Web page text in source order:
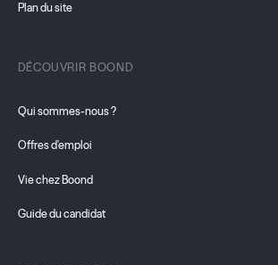
Plan du site
DÉCOUVRIR BOOND
Qui sommes-nous ?
Offres d'emploi
Vie chez Boond
Guide du candidat